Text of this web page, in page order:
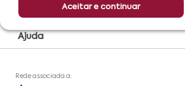
Aceitar e continuar
Minha conta
Ajuda
Rede associada a: